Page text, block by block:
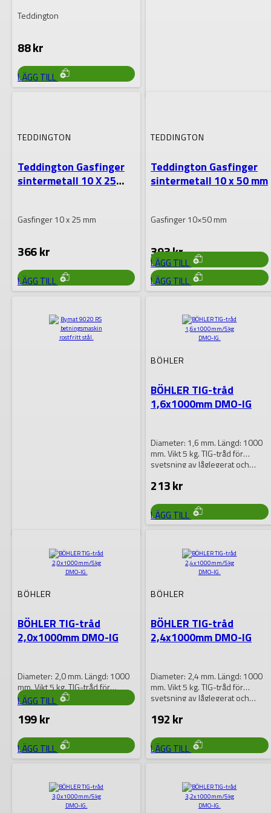
Teddington
88kr
LÄGG TILL
Teddington
6×25 mm
LÄGG TILL
TEDDINGTON
Teddington Gasfinger
sintermetall 10 X 25
Gasfinger 10 x 25 mm
366kr
LÄGG TILL
TEDDINGTON
Teddington Gasfinger
sintermetall 10 x 50 mm
Gasfinger 10×50 mm
393kr
LÄGG TILL
Bymat 9020 RS Betning
& Rengöringsmaskin
Bymat 9020 RS är en
professionell betnings- och
53 625kr
LÄGG TILL
BÖHLER
BÖHLER TIG-tråd
1,6x1000mm DMO-IG
Diameter: 1,6 mm. Längd: 1000
mm. Vikt 5 kg. TIG-tråd för
svetsning av låglegerat och…
213kr
LÄGG TILL
BÖHLER
BÖHLER TIG-tråd
2,0x1000mm DMO-IG
Diameter: 2,0 mm. Längd: 1000
mm. Vikt 5 kg. TIG-tråd för
svetsning av låglegerat och…
199kr
LÄGG TILL
BÖHLER
BÖHLER TIG-tråd
2,4x1000mm DMO-IG
Diameter: 2,4 mm. Längd: 1000
mm. Vikt 5 kg. TIG-tråd för
svetsning av låglegerat och…
192kr
LÄGG TILL